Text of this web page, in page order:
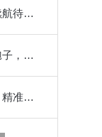
便携式孢子捕捉仪：超长续航待机，操作简单便捷
孢子捕捉系统：高效采集孢子，守护农田生态健康
智能孢子捕捉：科技赋能，精准锁定病害孢子